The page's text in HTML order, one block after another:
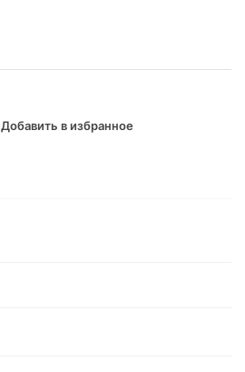
Добавить в избранное